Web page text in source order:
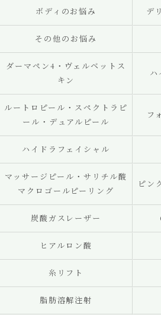
ボディのお悩み デ
その他のお悩み
ダーマペン4・ヴェルベットス
キン
ルートロピール・スペクトラピ
ール・デュアルピール
フ
ハイドラフェイシャル
マッサージピール・サリチル酸
マクロゴールピーリング
ピン
炭酸ガスレーザー
ヒアルロン酸
糸リフト
脂肪溶解注射